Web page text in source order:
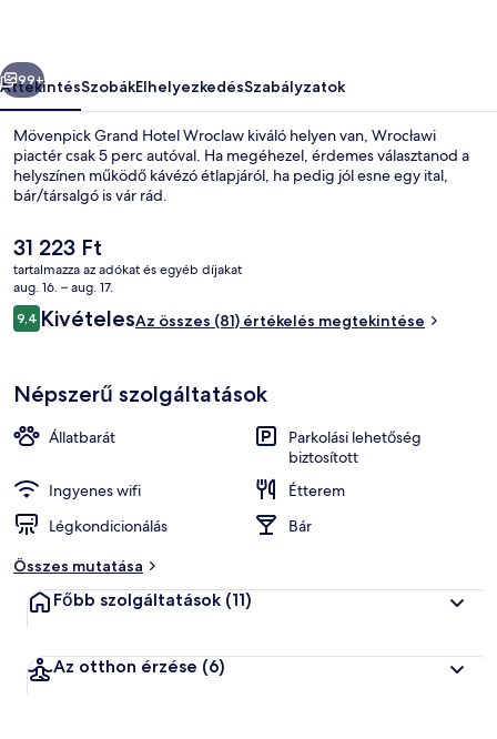
Étterem
Következő
99+
ÁttekintésSzobákElhelyezkedésSzabályzatok
Mövenpick Grand Hotel Wroclaw kiváló helyen van, Wrocławi
piactér csak 5 perc autóval. Ha megéhezel, érdemes választanod a
helyszínen működő kávézó étlapjáról, ha pedig jól esne egy ital,
bár/társalgó is vár rád.
A
jelenlegi
ár
31 223 Ft
31 223 Ft
tartalmazza az adókat és egyéb díjakat
aug. 16. – aug. 17.
Értékelések
9,49,4 ennyiből: 10
KivételesAz összes (81) értékelés megtekintése
Népszerű szolgáltatások
Állatbarát
Parkolási lehetőség
biztosított
Ingyenes wifi
Étterem
Légkondicionálás
Bár
Összes mutatása
Főbb szolgáltatások (11)
Az otthon érzése (6)